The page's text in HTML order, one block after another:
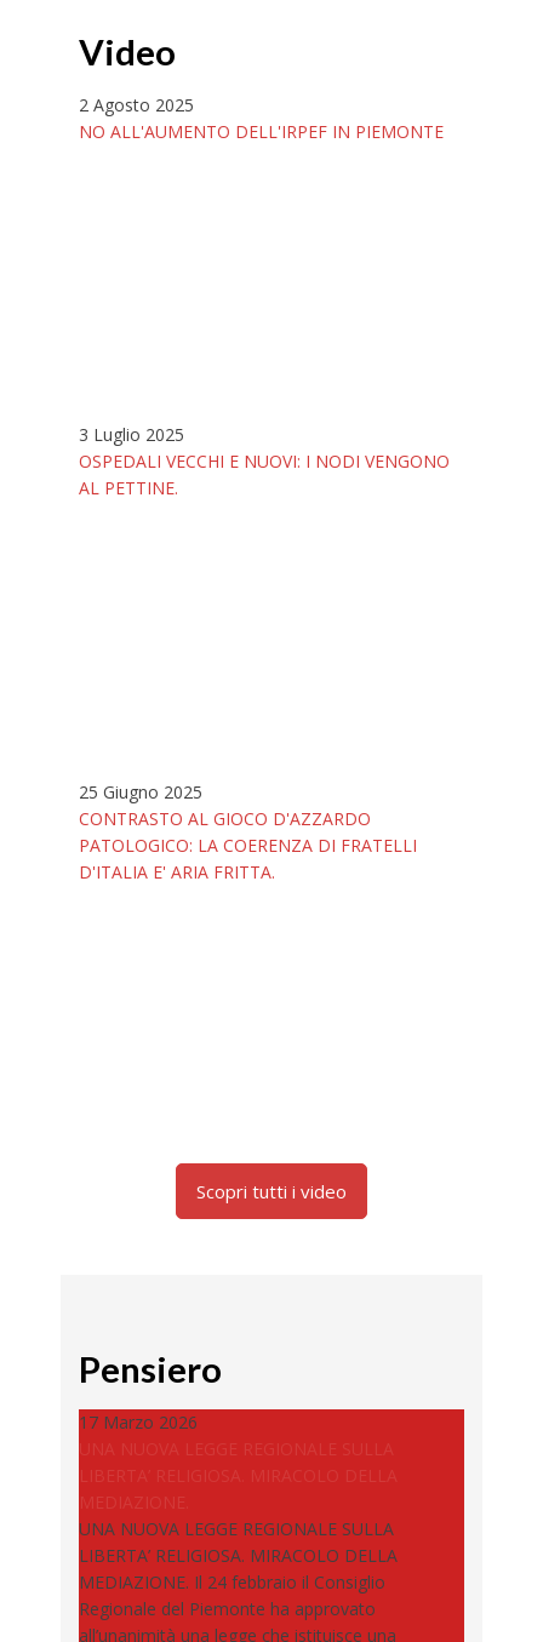
Video
2 Agosto 2025
NO ALL'AUMENTO DELL'IRPEF IN PIEMONTE
3 Luglio 2025
OSPEDALI VECCHI E NUOVI: I NODI VENGONO
AL PETTINE.
25 Giugno 2025
CONTRASTO AL GIOCO D'AZZARDO
PATOLOGICO: LA COERENZA DI FRATELLI
D'ITALIA E' ARIA FRITTA.
Scopri tutti i video
Pensiero
17 Marzo 2026
UNA NUOVA LEGGE REGIONALE SULLA
LIBERTA’ RELIGIOSA. MIRACOLO DELLA
MEDIAZIONE.
UNA NUOVA LEGGE REGIONALE SULLA
LIBERTA’ RELIGIOSA. MIRACOLO DELLA
MEDIAZIONE. Il 24 febbraio il Consiglio
Regionale del Piemonte ha approvato
all’unanimità una legge che istituisce una